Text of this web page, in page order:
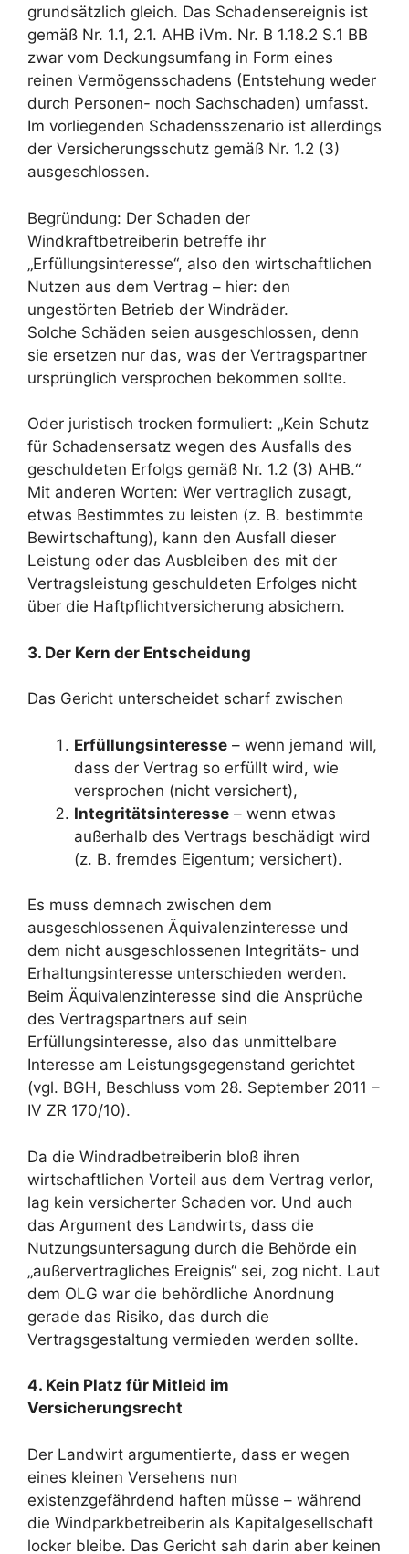
grundsätzlich gleich. Das Schadensereignis ist
gemäß Nr. 1.1, 2.1. AHB iVm. Nr. B 1.18.2 S.1 BB
zwar vom Deckungsumfang in Form eines
reinen Vermögensschadens (Entstehung weder
durch Personen- noch Sachschaden) umfasst.
Im vorliegenden Schadensszenario ist allerdings
der Versicherungsschutz gemäß Nr. 1.2 (3)
ausgeschlossen.
Begründung: Der Schaden der
Windkraftbetreiberin betreffe ihr
„Erfüllungsinteresse“, also den wirtschaftlichen
Nutzen aus dem Vertrag – hier: den
ungestörten Betrieb der Windräder.
Solche Schäden seien ausgeschlossen, denn
sie ersetzen nur das, was der Vertragspartner
ursprünglich versprochen bekommen sollte.
Oder juristisch trocken formuliert: „Kein Schutz
für Schadensersatz wegen des Ausfalls des
geschuldeten Erfolgs gemäß Nr. 1.2 (3) AHB.“
Mit anderen Worten: Wer vertraglich zusagt,
etwas Bestimmtes zu leisten (z. B. bestimmte
Bewirtschaftung), kann den Ausfall dieser
Leistung oder das Ausbleiben des mit der
Vertragsleistung geschuldeten Erfolges nicht
über die Haftpflichtversicherung absichern.
3. Der Kern der Entscheidung
Das Gericht unterscheidet scharf zwischen
Erfüllungsinteresse – wenn jemand will,
dass der Vertrag so erfüllt wird, wie
versprochen (nicht versichert),
Integritätsinteresse – wenn etwas
außerhalb des Vertrags beschädigt wird
(z. B. fremdes Eigentum; versichert).
Es muss demnach zwischen dem
ausgeschlossenen Äquivalenzinteresse und
dem nicht ausgeschlossenen Integritäts- und
Erhaltungsinteresse unterschieden werden.
Beim Äquivalenzinteresse sind die Ansprüche
des Vertragspartners auf sein
Erfüllungsinteresse, also das unmittelbare
Interesse am Leistungsgegenstand gerichtet
(vgl. BGH, Beschluss vom 28. September 2011 –
IV ZR 170/10).
Da die Windradbetreiberin bloß ihren
wirtschaftlichen Vorteil aus dem Vertrag verlor,
lag kein versicherter Schaden vor. Und auch
das Argument des Landwirts, dass die
Nutzungsuntersagung durch die Behörde ein
„außervertragliches Ereignis“ sei, zog nicht. Laut
dem OLG war die behördliche Anordnung
gerade das Risiko, das durch die
Vertragsgestaltung vermieden werden sollte.
4. Kein Platz für Mitleid im
Versicherungsrecht
Der Landwirt argumentierte, dass er wegen
eines kleinen Versehens nun
existenzgefährdend haften müsse – während
die Windparkbetreiberin als Kapitalgesellschaft
locker bleibe. Das Gericht sah darin aber keinen